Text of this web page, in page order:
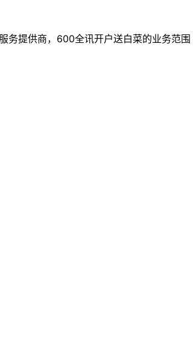
务提供商，600全讯开户送白菜的业务范围